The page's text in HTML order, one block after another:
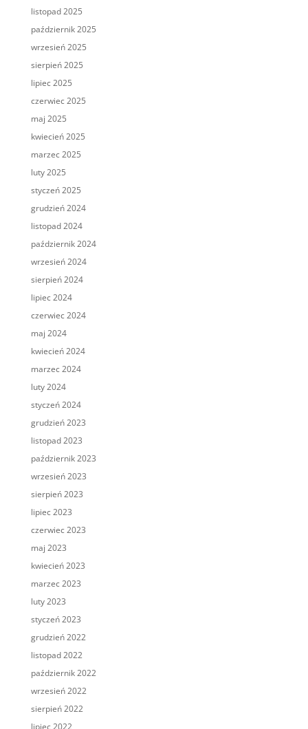
listopad 2025
październik 2025
wrzesień 2025
sierpień 2025
lipiec 2025
czerwiec 2025
maj 2025
kwiecień 2025
marzec 2025
luty 2025
styczeń 2025
grudzień 2024
listopad 2024
październik 2024
wrzesień 2024
sierpień 2024
lipiec 2024
czerwiec 2024
maj 2024
kwiecień 2024
marzec 2024
luty 2024
styczeń 2024
grudzień 2023
listopad 2023
październik 2023
wrzesień 2023
sierpień 2023
lipiec 2023
czerwiec 2023
maj 2023
kwiecień 2023
marzec 2023
luty 2023
styczeń 2023
grudzień 2022
listopad 2022
październik 2022
wrzesień 2022
sierpień 2022
lipiec 2022